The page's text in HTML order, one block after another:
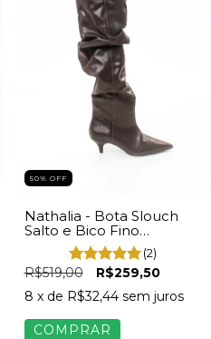
50% OFF
Nathalia - Bota Slouch
Salto e Bico Fino
Feminino Napa Marrom
(2)
R$519,00
R$259,50
8 x de R$32,44 sem juros
COMPRAR